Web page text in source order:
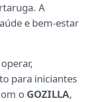
A
e bem-estar
para iniciantes
o GOZILLA,